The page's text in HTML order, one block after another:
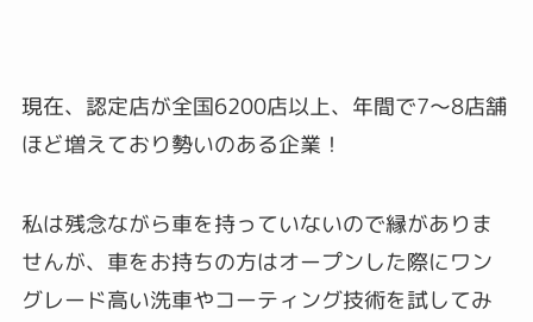
現在、認定店が全国6200店以上、年間で7～8店舗
ほど増えており勢いのある企業！
私は残念ながら車を持っていないので縁がありま
せんが、車をお持ちの方はオープンした際にワン
グレード高い洗車やコーティング技術を試してみ